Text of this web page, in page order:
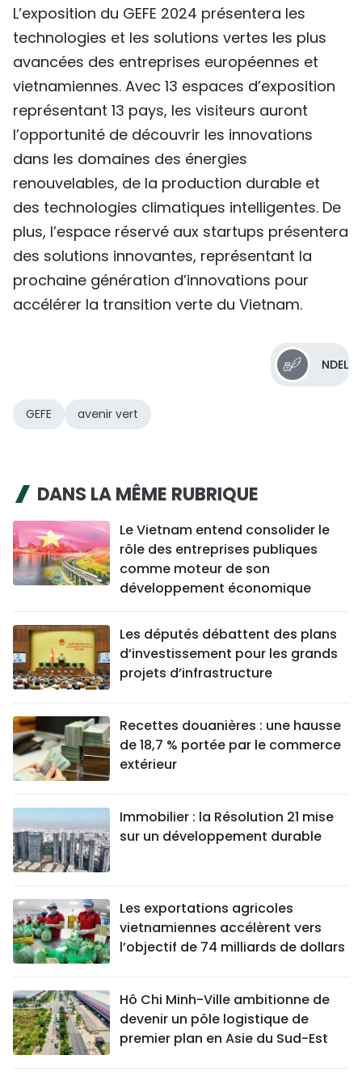
L’exposition du GEFE 2024 présentera les
technologies et les solutions vertes les plus
avancées des entreprises européennes et
vietnamiennes. Avec 13 espaces d’exposition
représentant 13 pays, les visiteurs auront
l’opportunité de découvrir les innovations
dans les domaines des énergies
renouvelables, de la production durable et
des technologies climatiques intelligentes. De
plus, l’espace réservé aux startups présentera
des solutions innovantes, représentant la
prochaine génération d’innovations pour
accélérer la transition verte du Vietnam.
NDEL
GEFE avenir vert
DANS LA MÊME RUBRIQUE
Le Vietnam entend consolider le
rôle des entreprises publiques
comme moteur de son
développement économique
Les députés débattent des plans
d’investissement pour les grands
projets d’infrastructure
Recettes douanières : une hausse
de 18,7 % portée par le commerce
extérieur
Immobilier : la Résolution 21 mise
sur un développement durable
Les exportations agricoles
vietnamiennes accélèrent vers
l’objectif de 74 milliards de dollars
Hô Chi Minh-Ville ambitionne de
devenir un pôle logistique de
premier plan en Asie du Sud-Est